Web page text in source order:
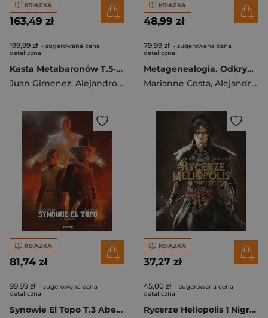
KSIĄŻKA
163,49 zł
199,99 zł - sugerowana cena
detaliczna
Kasta Metabaronów T.5-8 w.2
Juan Gimenez, Alejandro Jodorowsky
KSIĄŻKA
48,99 zł
79,99 zł - sugerowana cena
detaliczna
Metagenealogia. Odkrywanie siebie za pomocą psychomagii i drzewa genealogicznego
Marianne Costa, Alejandro Jodorowsky
KSIĄŻKA
81,74 zł
99,99 zł - sugerowana cena
detaliczna
Synowie El Topo T.3 Abelkain
KSIĄŻKA
37,27 zł
45,00 zł - sugerowana cena
detaliczna
Rycerze Heliopolis 1 Nigredo, Faza czernienia